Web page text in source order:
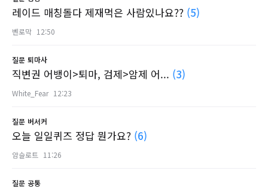
레이드 매칭돌다 제재먹은 사람있나요?? (5)
벤로막 12:50
질문 퇴마사
직변권 어뱅이>퇴마, 검제>암제 어... (3)
White_Fear 12:23
질문 버서커
오늘 일일퀴즈 정답 뭔가요? (6)
암슬로트 11:26
질문 공통